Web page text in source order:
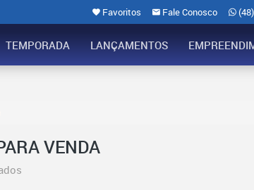
Fale Conosco
Favoritos
TEMPORADA LANÇAMENTOS
VENDA